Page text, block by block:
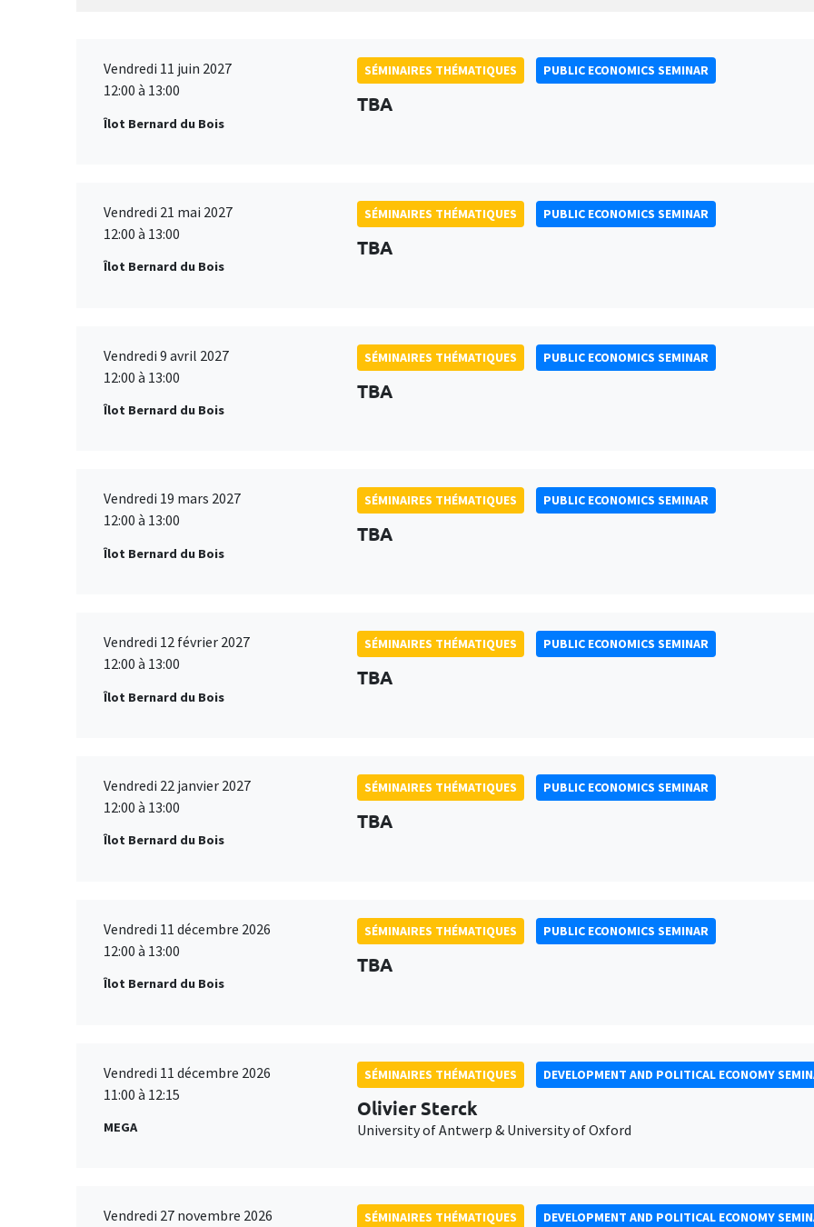
Vendredi 11 juin 2027
12:00 à 13:00
Îlot Bernard du Bois
SÉMINAIRES THÉMATIQUES PUBLIC ECONOMICS SEMINAR
TBA
Vendredi 21 mai 2027
12:00 à 13:00
Îlot Bernard du Bois
SÉMINAIRES THÉMATIQUES PUBLIC ECONOMICS SEMINAR
TBA
Vendredi 9 avril 2027
12:00 à 13:00
Îlot Bernard du Bois
SÉMINAIRES THÉMATIQUES PUBLIC ECONOMICS SEMINAR
TBA
Vendredi 19 mars 2027
12:00 à 13:00
Îlot Bernard du Bois
SÉMINAIRES THÉMATIQUES PUBLIC ECONOMICS SEMINAR
TBA
Vendredi 12 février 2027
12:00 à 13:00
Îlot Bernard du Bois
SÉMINAIRES THÉMATIQUES PUBLIC ECONOMICS SEMINAR
TBA
Vendredi 22 janvier 2027
12:00 à 13:00
Îlot Bernard du Bois
SÉMINAIRES THÉMATIQUES PUBLIC ECONOMICS SEMINAR
TBA
Vendredi 11 décembre 2026
12:00 à 13:00
Îlot Bernard du Bois
SÉMINAIRES THÉMATIQUES PUBLIC ECONOMICS SEMINAR
TBA
Vendredi 11 décembre 2026
11:00 à 12:15
MEGA
SÉMINAIRES THÉMATIQUES DEVELOPMENT AND POLITICAL ECONOMY
Olivier Sterck
University of Antwerp & University of Oxford
Vendredi 27 novembre 2026
SÉMINAIRES THÉMATIQUES DEVELOPMENT AND POLITICAL ECONOMY